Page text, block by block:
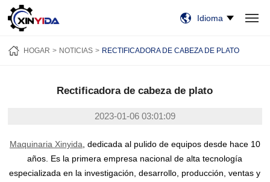
HOGAR
PRODUCTOS
VIDEO
CASOS
NOTICIAS
SOBRE NOSOTROS
CONTÁCTENOS
Idioma
HOGAR NOTICIAS RECTIFICADORA DE CABEZA DE PLATO
Rectificadora de cabeza de plato
2023-01-06 03:01:09
Maquinaria Xinyida , dedicada al pulido de equipos desde hace 10
años. Es la primera empresa nacional de alta tecnología
especializada en la investigación, desarrollo, producción, ventas y